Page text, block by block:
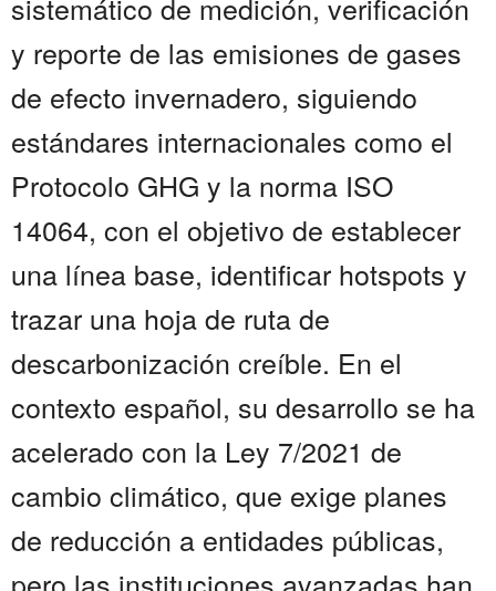
y reporte de las emisiones de gases
de efecto invernadero, siguiendo
estándares internacionales como el
Protocolo GHG y la norma ISO
14064, con el objetivo de establecer
una línea base, identificar hotspots y
trazar una hoja de ruta de
descarbonización creíble. En el
contexto español, su desarrollo se ha
acelerado con la Ley 7/2021 de
cambio climático, que exige planes
de reducción a entidades públicas,